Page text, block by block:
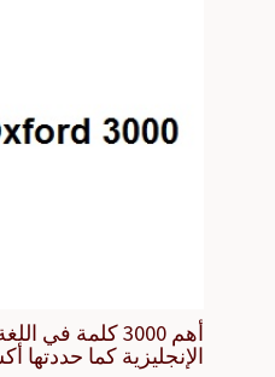
أهم 3000 كلمة في
الإنجليزية كما حددتها